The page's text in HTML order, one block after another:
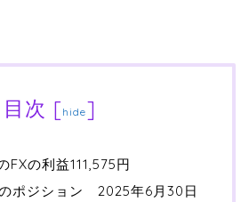
目次 [hide]
FXの利益111,575円
ポジション 2025年6月30日